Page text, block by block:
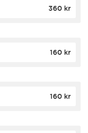
360 kr
160 kr
160 kr